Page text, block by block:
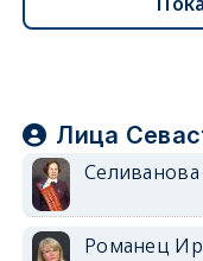
Лица
Романец